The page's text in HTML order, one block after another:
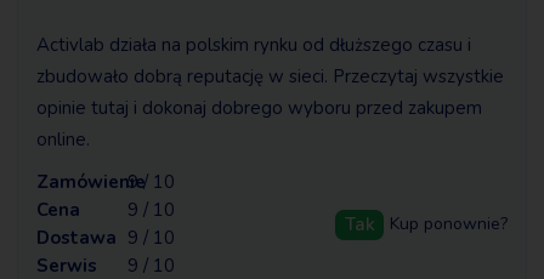
Activlab działa na polskim rynku od dłuższego czasu i
zbudowało dobrą reputację w sieci. Przeczytaj wszystkie
opinie tutaj i dokonaj dobrego wyboru przed zakupem
online.
Zamówienie9 / 10
Cena
9 / 10
Dostawa 9 / 10
Serwis
9 / 10
Tak Kup ponownie?